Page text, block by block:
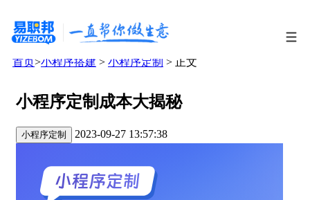
首页>小程序搭建 > 小程序定制 > 正文
小程序定制成本大揭秘
小程序定制 2023-09-27 13:57:38